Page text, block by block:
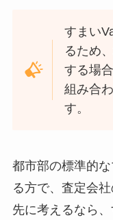
すまい
るため
する場
組み合
す。
都市部の標準的
る方で、査定会
先に考えるなら